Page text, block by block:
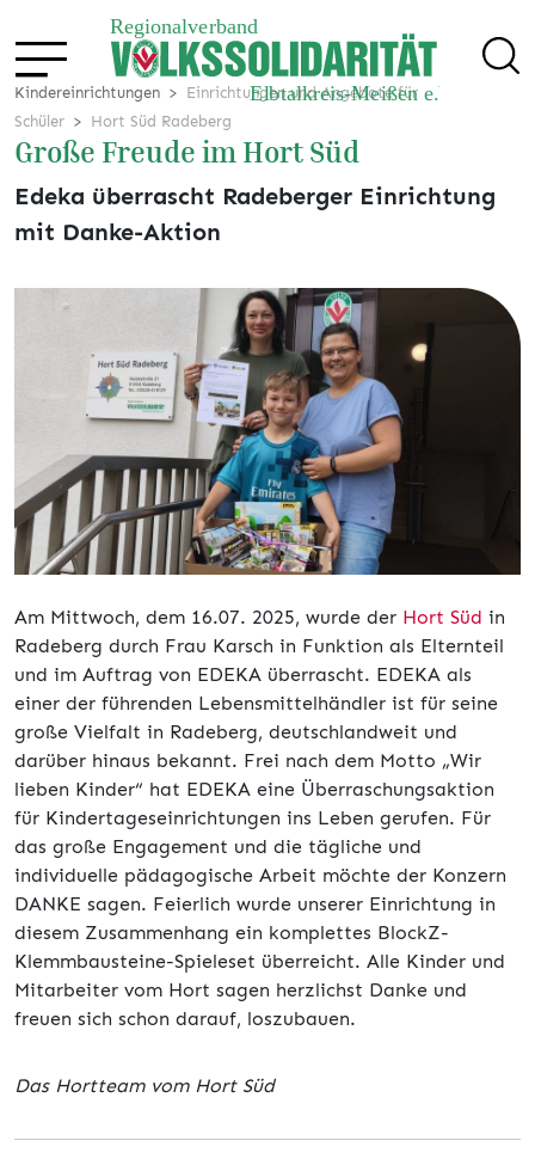
Kindereinrichtungen
Einrichtungen und Angebote für
Schüler
Hort Süd Radeberg
Große Freude im Hort Süd
Edeka überrascht Radeberger Einrichtung
mit Danke-Aktion
Am Mittwoch, dem 16.07. 2025, wurde der Hort Süd in
Radeberg durch Frau Karsch in Funktion als Elternteil
und im Auftrag von EDEKA überrascht. EDEKA als
einer der führenden Lebensmittelhändler ist für seine
große Vielfalt in Radeberg, deutschlandweit und
darüber hinaus bekannt. Frei nach dem Motto „Wir
lieben Kinder“ hat EDEKA eine Überraschungsaktion
für Kindertageseinrichtungen ins Leben gerufen. Für
das große Engagement und die tägliche und
individuelle pädagogische Arbeit möchte der Konzern
DANKE sagen. Feierlich wurde unserer Einrichtung in
diesem Zusammenhang ein komplettes BlockZ-
Klemmbausteine-Spieleset überreicht. Alle Kinder und
Mitarbeiter vom Hort sagen herzlichst Danke und
freuen sich schon darauf, loszubauen.
Das Hortteam vom Hort Süd